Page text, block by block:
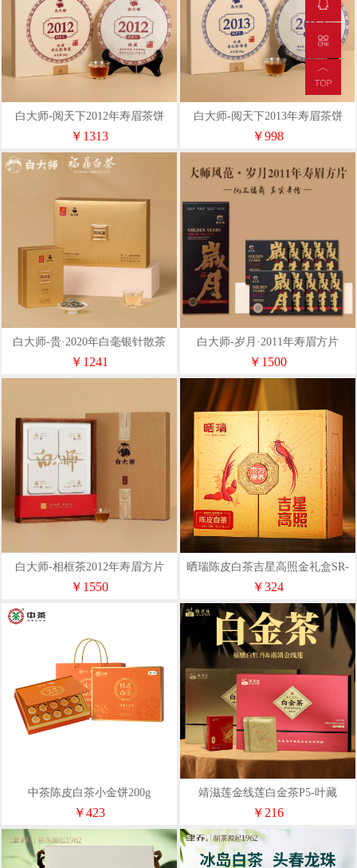
白大师-阅天下2012年寿眉茶饼
￥1313
白大师-阅天下2013年寿眉茶饼
￥998
白大师-贵·2020年白毫银针散茶
￥1241
白大师-岁月·2011年寿眉方片
￥1500
白大师-相框茶2012年寿眉方片
￥1550
晒瑞陈皮白茶吉星高照金礼盒SR-
CPBC240
￥324
中茶陈皮白茶小金饼200g
￥423
靖滋莲金线莲白金茶P5-叶藏
￥216